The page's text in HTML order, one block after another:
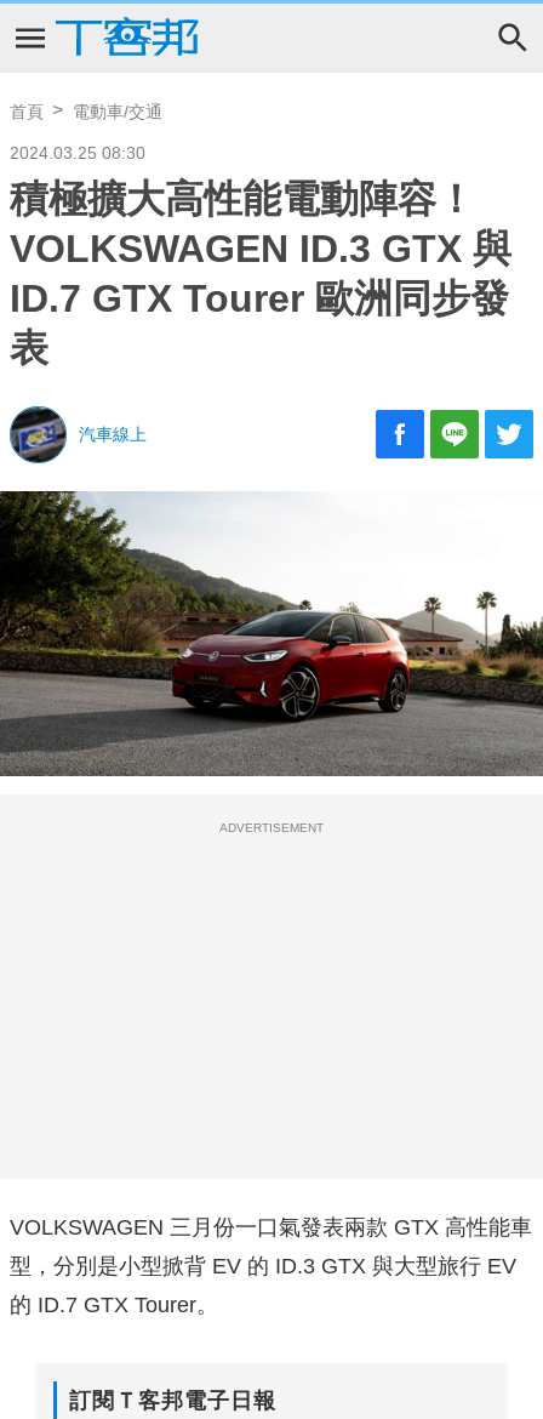
首頁 電動車/交通
2024.03.25 08:30
積極擴大高性能電動陣容！
VOLKSWAGEN ID.3 GTX 與
ID.7 GTX Tourer 歐洲同步發
表
汽車線上
ADVERTISEMENT
VOLKSWAGEN 三月份一口氣發表兩款 GTX 高性能車
型，分別是小型掀背 EV 的 ID.3 GTX 與大型旅行 EV
的 ID.7 GTX Tourer。
訂閱Ｔ客邦電子日報